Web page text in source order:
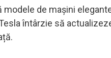
modele de mașini
întârzie să